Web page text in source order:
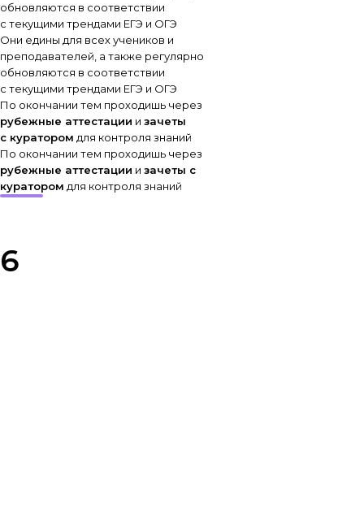
обновляются в соответствии
с текущими трендами ЕГЭ и ОГЭ
Они едины для всех учеников и
преподавателей, а также регулярно
обновляются в соответствии
с текущими трендами ЕГЭ и ОГЭ
По окончании тем проходишь через
рубежные аттестации и зачеты
с куратором для контроля знаний
По окончании тем проходишь через
рубежные аттестации и зачеты с
куратором для контроля знаний
6